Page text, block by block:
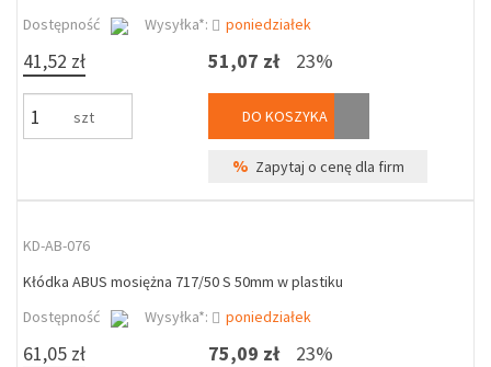
Dostępność
Wysyłka*: poniedziałek
41,52 zł
szt
51,07 zł 23%
DO KOSZYKA
% Zapytaj o cenę dla firm
KD-AB-076
Kłódka ABUS mosiężna 717/50 S 50mm w plastiku
Dostępność
Wysyłka*: poniedziałek
61,05 zł 75,09 zł 23%